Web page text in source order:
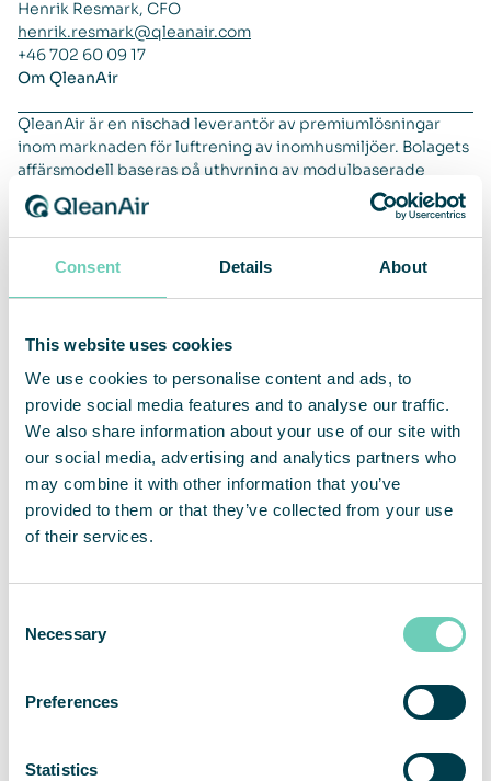
Consent Details About
This website uses cookies
We use cookies to personalise content and ads, to
provide social media features and to analyse our traffic.
We also share information about your use of our site with
our social media, advertising and analytics partners who
may combine it with other information that you’ve
provided to them or that they’ve collected from your use
of their services.
Selection
Necessary
Preferences
Statistics
Henrik Resmark, CFO
henrik.resmark@qleanair.com
+46 702 60 09 17
Om QleanAir
QleanAir är en nischad leverantör av premiumlösningar
inom marknaden för luftrening av inomhusmiljöer. Bolagets
affärsmodell baseras på uthyrning av modulbaserade
lösningar med ett fullserviceerbjudande. QleanAirs
lösningar är utvecklade på filterteknologi som fångar,
filtrerar och recirkulerar inomhusluft. Verksamhetens
huvudmarknader är EMEA, APAC och Americas. QleanAir
information på hemsidanqleanair.com.